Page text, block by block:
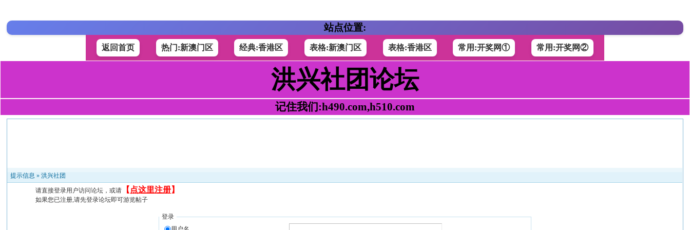
站点位置:
返回首页 热门:新澳门区 经典:香港区 表格:新澳门区 表格:香港区 常用:开奖网① 常用:开奖网②
洪兴社团论坛
记住我们:h490.com,h510.com
提示信息 »洪兴社团
请直接登录用户访问论坛，或请 【 点这里注册】
如果您已注册,请先登录论坛即可游览帖子
登录